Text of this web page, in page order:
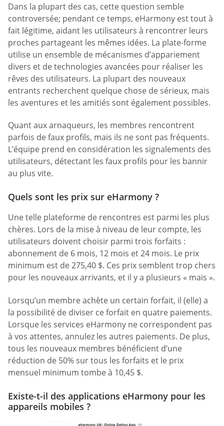
Dans la plupart des cas, cette question semble
controversée; pendant ce temps, eHarmony est tout à
fait légitime, aidant les utilisateurs à rencontrer leurs
proches partageant les mêmes idées. La plate-forme
utilise un ensemble de mécanismes d’appariement
divers et de technologies avancées pour réaliser les
rêves des utilisateurs. La plupart des nouveaux
entrants recherchent quelque chose de sérieux, mais
les aventures et les amitiés sont également possibles.
Quant aux arnaqueurs, les membres rencontrent
parfois de faux profils, mais ils ne sont pas fréquents.
L’équipe prend en considération les signalements des
utilisateurs, détectant les faux profils pour les bannir
au plus vite.
Quels sont les prix sur eHarmony ?
Une telle plateforme de rencontres est parmi les plus
chères. Lors de la mise à niveau de leur compte, les
utilisateurs doivent choisir parmi trois forfaits :
abonnement de 6 mois, 12 mois et 24 mois. Le prix
minimum est de 275,40 $. Ces prix semblent trop chers
pour les nouveaux arrivants, et il y a plusieurs « mais ».
Lorsqu’un membre achète un certain forfait, il (elle) a
la possibilité de diviser ce forfait en quatre paiements.
Lorsque les services eHarmony ne correspondent pas
à vos attentes, annulez les autres paiements. De plus,
tous les nouveaux membres bénéficient d’une
réduction de 50% sur tous les forfaits et le prix
mensuel minimum tombe à 10,45 $.
Existe-t-il des applications eHarmony pour les
appareils mobiles ?